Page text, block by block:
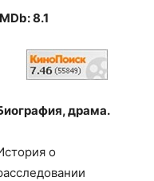
8.1
драма.
о